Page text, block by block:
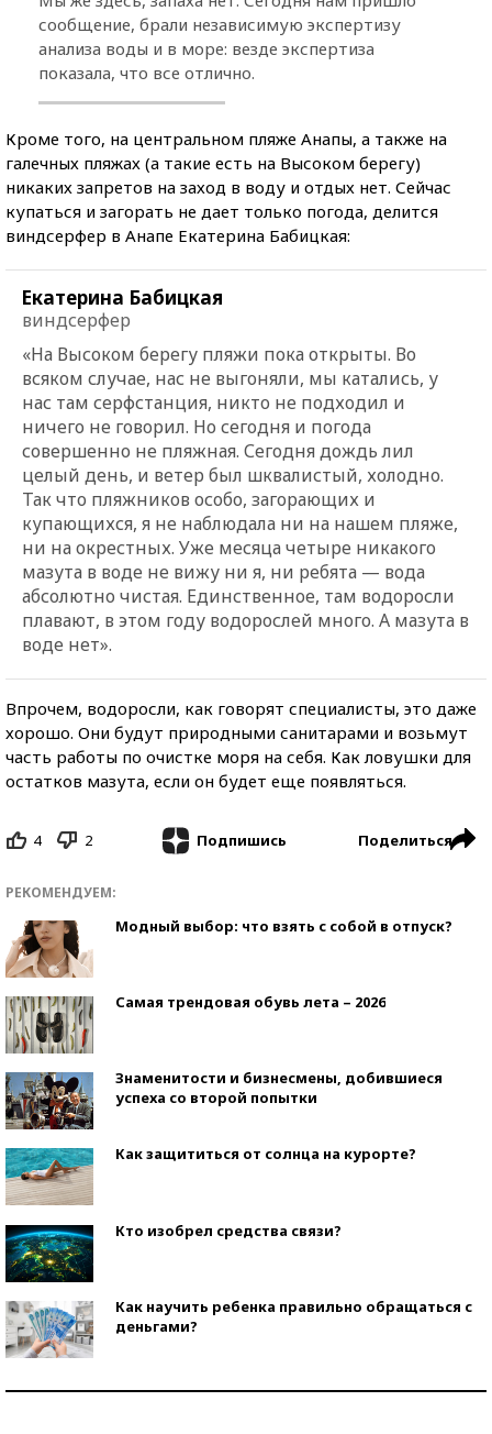
сообщение, брали независимую экспертизу
анализа воды и в море: везде экспертиза
показала, что все отлично.
Кроме того, на центральном пляже Анапы, а также на
галечных пляжах (а такие есть на Высоком берегу)
никаких запретов на заход в воду и отдых нет. Сейчас
купаться и загорать не дает только погода, делится
виндсерфер в Анапе Екатерина Бабицкая:
Екатерина Бабицкая
виндсерфер
«На Высоком берегу пляжи пока открыты. Во
всяком случае, нас не выгоняли, мы катались, у
нас там серфстанция, никто не подходил и
ничего не говорил. Но сегодня и погода
совершенно не пляжная. Сегодня дождь лил
целый день, и ветер был шквалистый, холодно.
Так что пляжников особо, загорающих и
купающихся, я не наблюдала ни на нашем пляже,
ни на окрестных. Уже месяца четыре никакого
мазута в воде не вижу ни я, ни ребята — вода
абсолютно чистая. Единственное, там водоросли
плавают, в этом году водорослей много. А мазута в
воде нет».
Впрочем, водоросли, как говорят специалисты, это даже
хорошо. Они будут природными санитарами и возьмут
часть работы по очистке моря на себя. Как ловушки для
остатков мазута, если он будет еще появляться.
4 2 Подпишись Поделиться
РЕКОМЕНДУЕМ:
Модный выбор: что взять с собой в отпуск?
Самая трендовая обувь лета – 2026
Знаменитости и бизнесмены, добившиеся
успеха со второй попытки
Как защититься от солнца на курорте?
Кто изобрел средства связи?
Как научить ребенка правильно обращаться с
деньгами?